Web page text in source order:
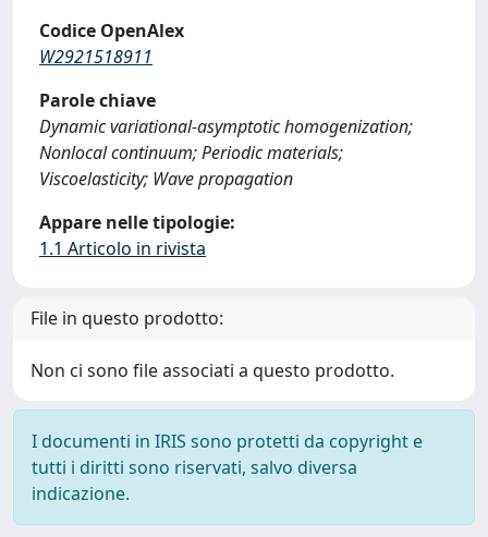
Codice OpenAlex
W2921518911
Parole chiave
Dynamic variational-asymptotic homogenization;
Nonlocal continuum; Periodic materials;
Viscoelasticity; Wave propagation
Appare nelle tipologie:
1.1 Articolo in rivista
File in questo prodotto:
Non ci sono file associati a questo prodotto.
I documenti in IRIS sono protetti da copyright e
tutti i diritti sono riservati, salvo diversa
indicazione.